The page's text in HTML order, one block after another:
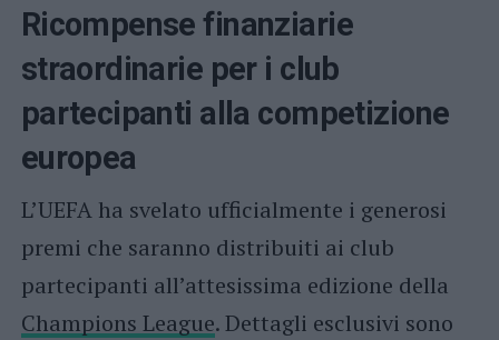
Ricompense finanziarie
straordinarie per i club
partecipanti alla competizione
europea
L’UEFA ha svelato ufficialmente i generosi
premi che saranno distribuiti ai club
partecipanti all’attesissima edizione della
Champions League. Dettagli esclusivi sono